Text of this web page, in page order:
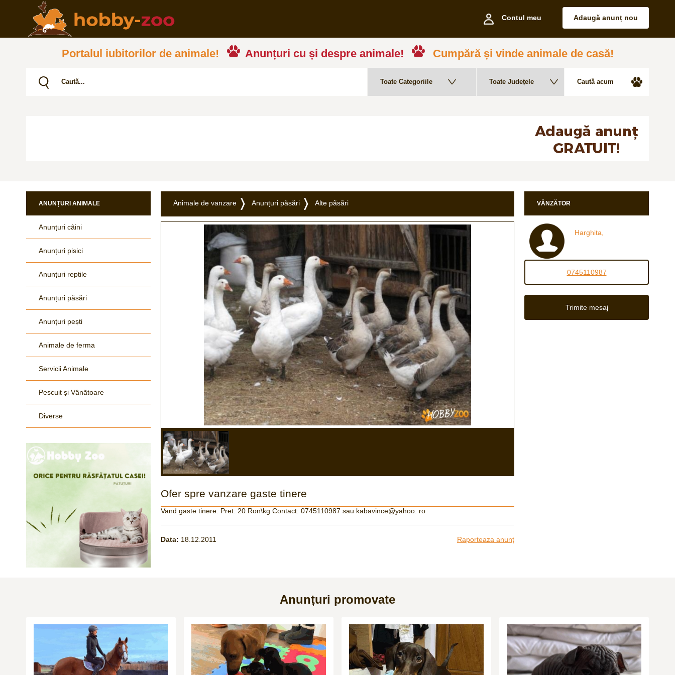
Contul meu Adaugă anunț nou
Portalul iubitorilor de animale! Anunțuri cu și despre animale! Cumpără și vinde animale de casă!
ANUNȚURI ANIMALE
Anunțuri câini
Anunțuri pisici
Anunțuri reptile
Anunțuri păsări
Anunțuri pești
Animale de ferma
Servicii Animale
Pescuit și Vânãtoare
Diverse
Animale de vanzare Anunțuri păsări Alte pãsãri
Ofer spre vanzare gaste tinere
Vand gaste tinere. Pret: 20 Ron\kg Contact: 0745110987 sau kabavince@yahoo. ro
Data: 18.12.2011 Raporteaza anunț
VÂNZĂTOR
Harghita,
0745110987
Trimite mesaj
Anunțuri promovate